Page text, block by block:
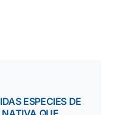
ESPECIES DE